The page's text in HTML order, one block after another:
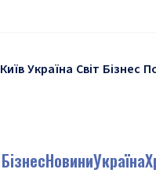
КиївУкраїна Світ Бізнес
БізнесНовиниУкраїна